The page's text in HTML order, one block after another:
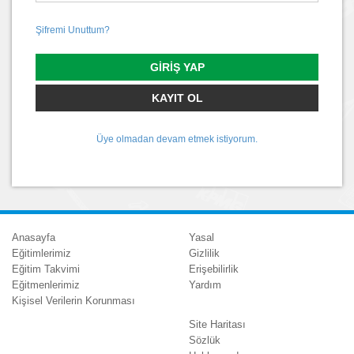
Şifremi Unuttum?
GIRIŞ YAP
KAYIT OL
Üye olmadan devam etmek istiyorum.
Anasayfa
Eğitimlerimiz
Eğitim Takvimi
Eğitmenlerimiz
Kişisel Verilerin Korunması
Yasal
Gizlilik
Erişebilirlik
Yardım
Site Haritası
Sözlük